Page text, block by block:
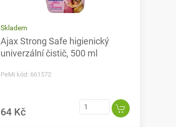
Skladem
Ajax Strong Safe higienický
univerzální čistič, 500 ml
PeMi kód: 661572
64 Kč